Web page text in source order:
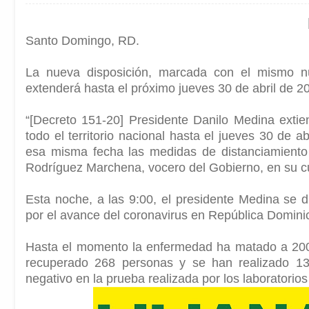
Santo Domingo, RD.
La nueva disposición, marcada con el mismo
extenderá hasta el próximo jueves 30 de abril de
“[Decreto 151-20] Presidente Danilo Medina
todo el territorio nacional hasta el jueves 30 de
esa misma fecha las medidas de
Rodríguez Marchena, vocero del Gobierno, en su
Esta noche, a las 9:00, el presidente Medina se
por el avance del coronavirus en República
Hasta el momento la enfermedad ha matado a
recuperado 268 personas y se han realizado
negativo en la prueba realizada por los